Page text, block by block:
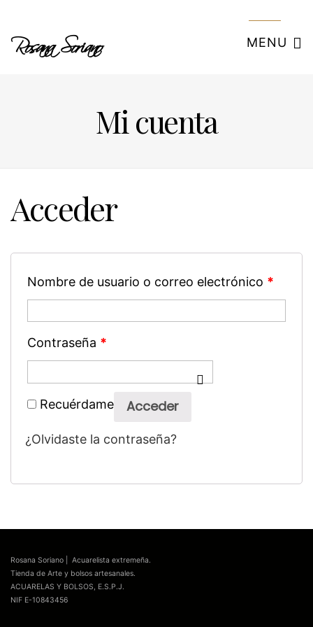
Rosana Soriano MENU
Mi cuenta
Acceder
Nombre de usuario o correo electrónico *
Contraseña *
Recuérdame Acceder
¿Olvidaste la contraseña?
Rosana Soriano | Acuarelista extremeña.
Tienda de Arte y bolsos artesanales.
ACUARELAS Y BOLSOS, E.S.P.J.
NIF E-10843456